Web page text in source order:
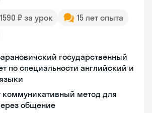
₽ за урок
15 лет опыта
государственный
по специальности английский и
коммуникативный метод для
общение